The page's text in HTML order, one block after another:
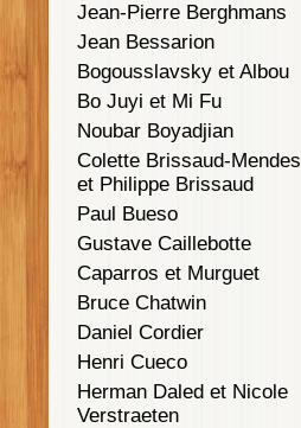
Jean-Pierre Berghmans
Jean Bessarion
Bogousslavsky et Albou
Bo Juyi et Mi Fu
Noubar Boyadjian
Colette Brissaud-Mendes
et Philippe Brissaud
Paul Bueso
Gustave Caillebotte
Caparros et Murguet
Bruce Chatwin
Daniel Cordier
Henri Cueco
Herman Daled et Nicole
Verstraeten